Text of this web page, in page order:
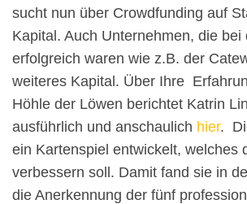
sucht nun über Crowdfunding auf
Kapital. Auch Unternehmen, die bei
erfolgreich waren wie z.B. der
weiteres Kapital. Über Ihre
Höhle der Löwen berichtet Katrin
ausführlich und anschaulich hier.
ein Kartenspiel entwickelt, welches
verbessern soll. Damit fand sie in
die Anerkennung der fünf